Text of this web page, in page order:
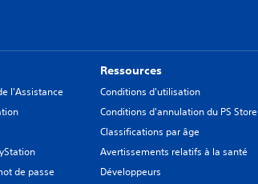
l'Assistance
de passe
Ressources
Conditions d'utilisation
Conditions d'annulation du PS Store
Classifications par âge
Avertissements relatifs à la santé
Développeurs